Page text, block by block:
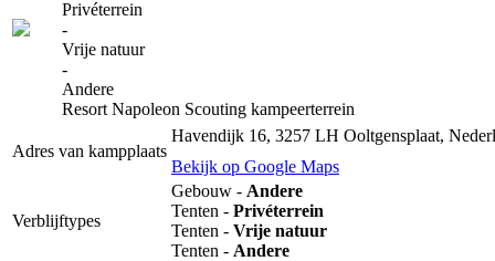
Privéterrein
-
Vrije natuur
-
Andere
Resort Napoleon Scouting kampeerterrein
Adres van kampplaats
Havendijk 16, 3257 LH Ooltgensplaat,
Bekijk op Google Maps
Verblijftypes
Gebouw - Andere
Tenten - Privéterrein
Tenten - Vrije natuur
Tenten - Andere